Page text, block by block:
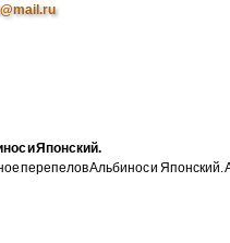
и Японский.
перепелов Альбинос и